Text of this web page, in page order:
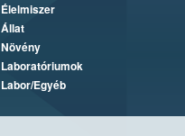
Élelmiszer
Állat
Növény
Laboratóriumok
Labor/Egyéb